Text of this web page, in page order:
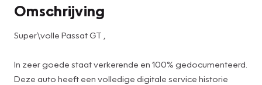
Omschrijving
Super\volle Passat GT ,
In zeer goede staat verkerende en 100% gedocumenteerd.
Deze auto heeft een volledige digitale service historie